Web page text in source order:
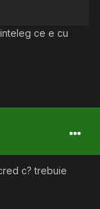
ce e cu
c? trebuie